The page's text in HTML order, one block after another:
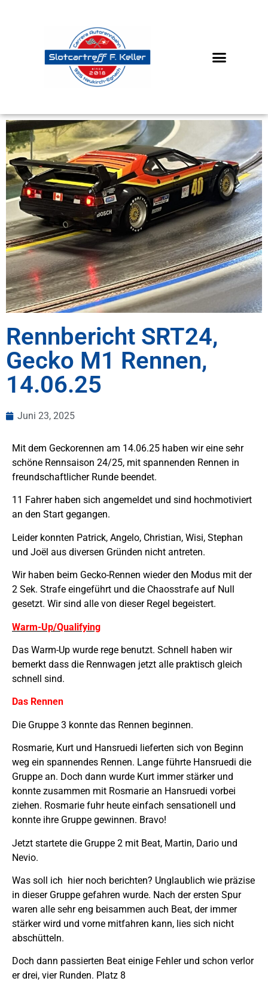
Rennbericht SRT24,
Gecko M1 Rennen,
14.06.25
Juni 23, 2025
Mit dem Geckorennen am 14.06.25 haben wir eine sehr
schöne Rennsaison 24/25, mit spannenden Rennen in
freundschaftlicher Runde beendet.
11 Fahrer haben sich angemeldet und sind hochmotiviert
an den Start gegangen.
Leider konnten Patrick, Angelo, Christian, Wisi, Stephan
und Joël aus diversen Gründen nicht antreten.
Wir haben beim Gecko-Rennen wieder den Modus mit der
2 Sek. Strafe eingeführt und die Chaosstrafe auf Null
gesetzt. Wir sind alle von dieser Regel begeistert.
Warm-Up/Qualifying
Das Warm-Up wurde rege benutzt. Schnell haben wir
bemerkt dass die Rennwagen jetzt alle praktisch gleich
schnell sind.
Das Rennen
Die Gruppe 3 konnte das Rennen beginnen.
Rosmarie, Kurt und Hansruedi lieferten sich von Beginn
weg ein spannendes Rennen. Lange führte Hansruedi die
Gruppe an. Doch dann wurde Kurt immer stärker und
konnte zusammen mit Rosmarie an Hansruedi vorbei
ziehen. Rosmarie fuhr heute einfach sensationell und
konnte ihre Gruppe gewinnen. Bravo!
Jetzt startete die Gruppe 2 mit Beat, Martin, Dario und
Nevio.
Was soll ich hier noch berichten? Unglaublich wie präzise
in dieser Gruppe gefahren wurde. Nach der ersten Spur
waren alle sehr eng beisammen auch Beat, der immer
stärker wird und vorne mitfahren kann, lies sich nicht
abschütteln.
Doch dann passierten Beat einige Fehler und schon verlor
er drei, vier Runden. Platz 8